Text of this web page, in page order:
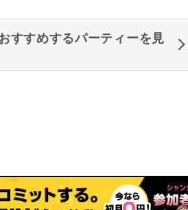
すすめするパーティーを見